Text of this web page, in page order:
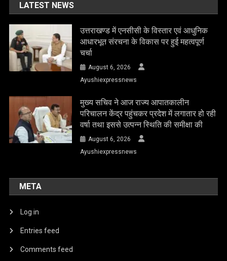
LATEST NEWS
उत्तराखण्ड में एनसीसी के विस्तार एवं आधुनिक
आधारभूत संरचना के विकास पर हुई महत्वपूर्ण
चर्चा
August 6, 2026
Ayushiexpressnews
मुख्य सचिव ने आज राज्य आपातकालीन
परिचालन केंद्र पहुंचकर प्रदेश में लगातार हो रही
वर्षा तथा इससे उत्पन्न स्थिति की समीक्षा की
August 6, 2026
Ayushiexpressnews
META
Log in
Entries feed
Comments feed